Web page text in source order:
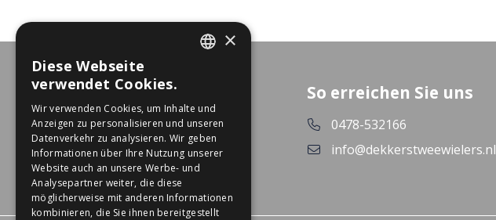
So erreichen Sie uns
0478-532166
info@dekkerstweewielers.nl
×
Diese Webseite
verwendet Cookies.
Wir verwenden Cookies, um Inhalte und
Anzeigen zu personalisieren und unseren
Datenverkehr zu analysieren. Wir geben
Informationen über Ihre Nutzung unserer
Website auch an unsere Werbe- und
Analysepartner weiter, die diese
möglicherweise mit anderen Informationen
kombinieren, die Sie ihnen bereitgestellt